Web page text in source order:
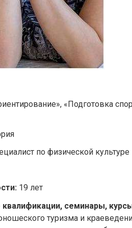
«Подготовка
по физической культуре
19 лет
семинары,
туризма и